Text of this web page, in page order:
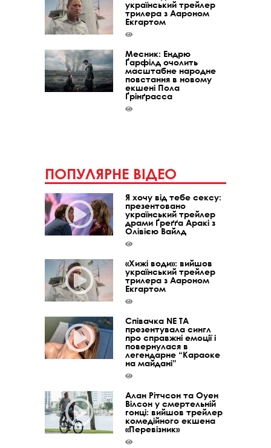
український трейлер
трилера з Аароном
Екгартом
Месник: Ендрю
Ґарфілд очолить
масштабне народне
повстання в новому
екшені Пола
Ґрінґрасса
ПОПУЛЯРНЕ ВІДЕО
Я хочу від тебе сексу:
презентовано
український трейлер
драми Ґреґґа Аракі з
Олівією Вайлд
«Хижі води»: вийшов
український трейлер
трилера з Аароном
Екгартом
Співачка NE TA
презентувала сингл
про справжні емоції і
повернулася в
легендарне “Караоке
на майдані”
Алан Рітчсон та Оуен
Вілсон у смертельній
гонці: вийшов трейлер
комедійного екшена
«Перевізник»